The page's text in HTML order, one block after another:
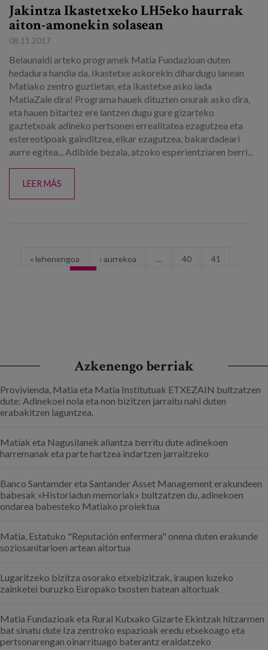
Jakintza Ikastetxeko LH5eko haurrak
aiton-amonekin solasean
08.11.2017
Belaunaldi arteko programek Matia Fundazioan duten
hedadura handia da. Ikastetxe askorekin dihardugu lanean
Matiako zentro guztietan, eta ikastetxe asko iada
MatiaZale dira! Programa hauek dituzten onurak asko dira,
eta hauen bitartez ere lantzen dugu gure gizarteko
gaztetxoak adineko pertsonen errealitatea ezagutzea eta
estereotipoak gainditzea, elkar ezagutzea, bakardadeari
aurre egitea... Adibide bezala, atzoko esperientziaren berri...
LEER MÁS
Orriak
« lehenengoa ‹ aurrekoa … 40
41
Azkenengo berriak
Provivienda, Matia eta Matia Institutuak ETXEZAIN bultzatzen
dute: Adinekoei nola eta non bizitzen jarraitu nahi duten
erabakitzen laguntzea.
Matiak eta Nagusilanek aliantza berritu dute adinekoen
harremanak eta parte hartzea indartzen jarraitzeko
Banco Santamder eta Santander Asset Management erakundeen
babesak «Historiadun memoriak» bultzatzen du, adinekoen
ondarea babesteko Matiako proiektua
Matia, Estatuko "Reputación enfermera" onena duten erakunde
soziosanitarioen artean aitortua
Lugaritzeko bizitza osorako etxebizitzak, iraupen luzeko
zainketei buruzko Europako txosten batean aitortuak
Matia Fundazioak eta Rural Kutxako Gizarte Ekintzak hitzarmen
bat sinatu dute Iza zentroko espazioak eredu etxekoago eta
pertsonarengan oinarrituago baterantz eraldatzeko